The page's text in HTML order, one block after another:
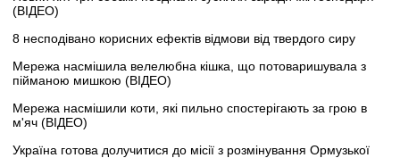
(ВІДЕО)
8 несподівано корисних ефектів відмови від твердого сиру
Мережа насмішила велелюбна кішка, що потоваришувала з
пійманою мишкою (ВІДЕО)
Мережа насмішили коти, які пильно спостерігають за грою в
м'яч (ВІДЕО)
Україна готова долучитися до місії з розмінування Ормузької